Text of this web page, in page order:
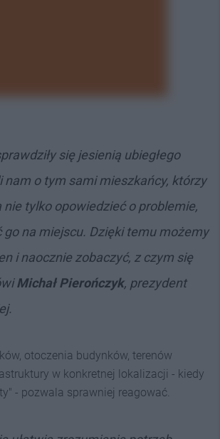
się jesienią ubiegłego
nam o tym sami mieszkańcy, którzy
nie tylko opowiedzieć o problemie,
go na miejscu. Dzięki temu możemy
i naocznie zobaczyć, z czym się
Michał Pierończyk, prezydent
otoczenia budynków, terenów
w konkretnej lokalizacji - kiedy
- pozwala sprawniej reagować.